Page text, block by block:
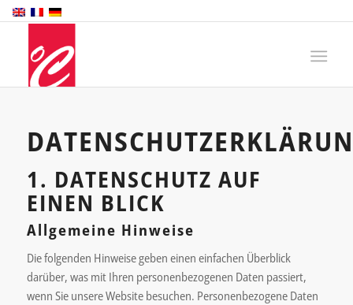
1. DATENSCHUTZ AUF
EINEN BLICK
Allgemeine Hinweise
Die folgenden Hinweise geben einen einfachen Überblick
darüber, was mit Ihren personenbezogenen Daten passiert,
wenn Sie unsere Website besuchen. Personenbezogene Daten